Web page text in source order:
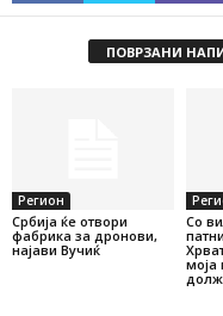
ПОВРЗАНИ
Регион
Србија ќе отвори
фабрика за дронови,
најави Вучиќ
Со
моја